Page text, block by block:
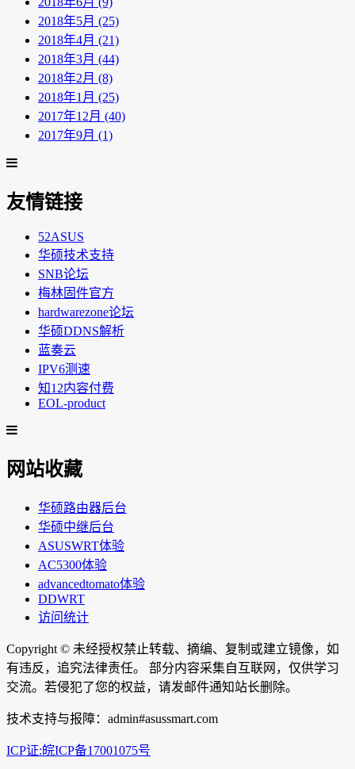
2018年5月 (25)
2018年4月 (21)
2018年3月 (44)
2018年2月 (8)
2018年1月 (25)
2017年12月 (40)
2017年9月 (1)
友情链接
52ASUS
华硕技术支持
SNB论坛
梅林固件官方
hardwarezone论坛
华硕DDNS解析
蓝奏云
IPV6测速
知12内容付费
EOL-product
网站收藏
华硕路由器后台
华硕中继后台
ASUSWRT体验
AC5300体验
advancedtomato体验
DDWRT
访问统计
Copyright © 未经授权禁止转载、摘编、复制或建立镜像，如
有违反，追究法律责任。 部分内容采集自互联网，仅供学习
交流。若侵犯了您的权益，请发邮件通知站长删除。
技术支持与报障：admin#asussmart.com
ICP证:皖ICP备17001075号